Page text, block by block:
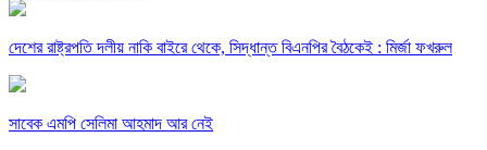
দেশের রাষ্ট্রপতি দলীয় নাকি বাইরে থেকে, সিদ্ধান্ত বিএনপির বৈঠকেই : মির্জা ফখরুল
সাবেক এমপি সেলিমা আহমাদ আর নেই